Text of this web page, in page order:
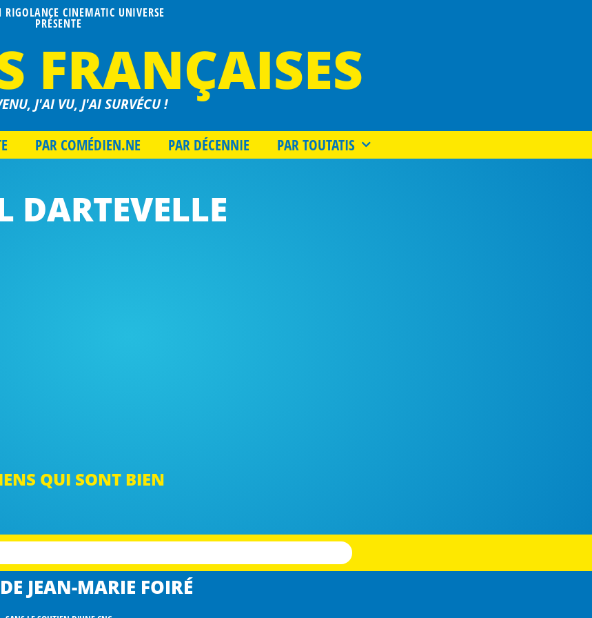
RIGOLANCE CINEMATIC UNIVERSE
PRÉSENTE
FRANÇAISES
J'AI VU, J'AI SURVÉCU !
PAR COMÉDIEN.NE PAR DÉCENNIE PAR TOUTATIS
DARTEVELLE
QUI SONT BIEN
JEAN-MARIE FOIRÉ